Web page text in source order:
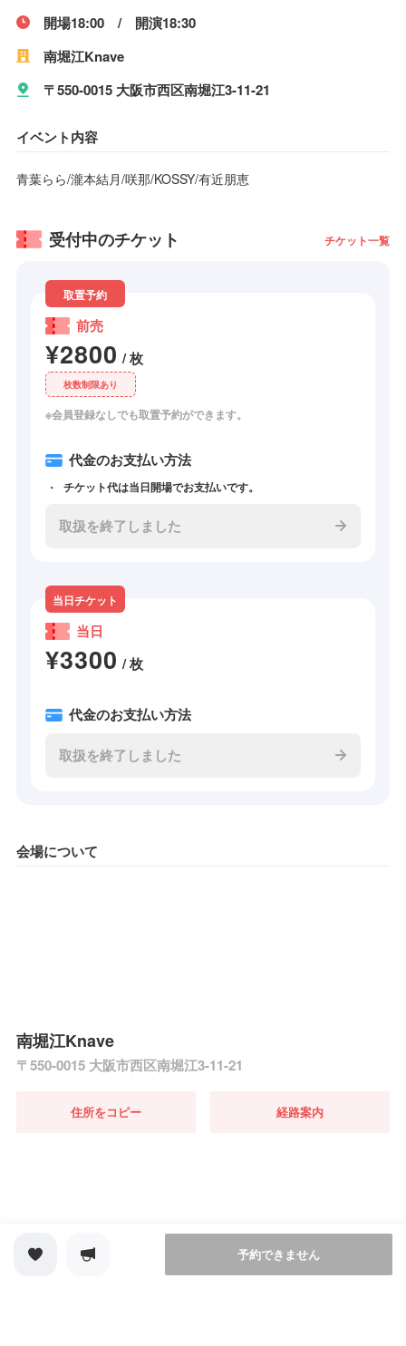
開場18:00 / 開演18:30
南堀江Knave
〒550-0015 大阪市西区南堀江3-11-21
イベント内容
青葉らら/瀧本結月/咲那/KOSSY/有近朋恵
受付中のチケット チケット一覧
取置予約
前売
¥2800 / 枚
枚数制限あり
※会員登録なしでも取置予約ができます。
代金のお支払い方法
チケット代は当日開場でお支払いです。
取扱を終了しました
当日チケット
当日
¥3300 / 枚
代金のお支払い方法
取扱を終了しました
会場について
南堀江Knave
〒550-0015 大阪市西区南堀江3-11-21
住所をコピー 経路案内
予約できません